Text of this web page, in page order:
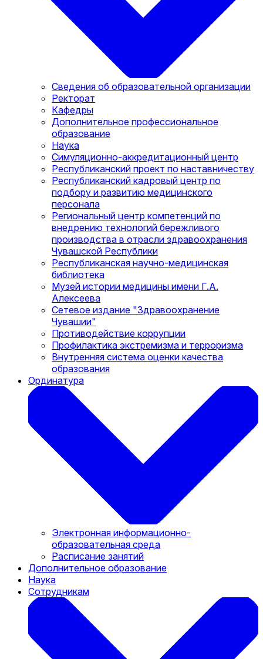
Сведения об образовательной организации
Ректорат
Кафедры
Дополнительное профессиональное
образование
Наука
Симуляционно-аккредитационный центр
Республиканский проект по наставничеству
Республиканский кадровый центр по
подбору и развитию медицинского
персонала
Региональный центр компетенций по
внедрению технологий бережливого
производства в отрасли здравоохранения
Чувашской Республики
Республиканская научно-медицинская
библиотека
Музей истории медицины имени Г.А.
Алексеева
Сетевое издание "Здравоохранение
Чувашии"
Противодействие коррупции
Профилактика экстремизма и терроризма
Внутренняя система оценки качества
образования
Ординатура
Электронная информационно-
образовательная среда
Расписание занятий
Дополнительное образование
Наука
Сотрудникам